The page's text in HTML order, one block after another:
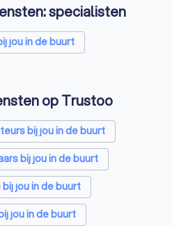
specialisten
jou in de buurt
op Trustoo
bij jou in de buurt
bij jou in de buurt
jou in de buurt
jou in de buurt